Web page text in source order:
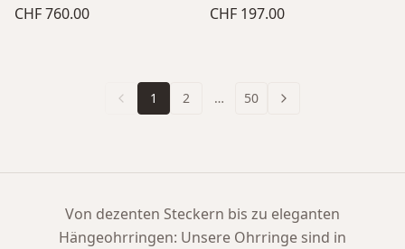
CHF 760.00 CHF 197.00
1 2 … 50
Von dezenten Steckern bis zu eleganten
Hängeohrringen: Unsere Ohrringe sind in